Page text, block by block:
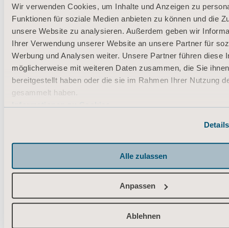
Wir verwenden Cookies, um Inhalte und Anzeigen zu
Funktionen für soziale Medien anbieten zu können und die
unsere Website zu analysieren. Außerdem geben wir
Ihrer Verwendung unserer Website an unsere Partner für
Werbung und Analysen weiter. Unsere Partner führen diese
möglicherweise mit weiteren Daten zusammen, die Sie ihnen
bereitgestellt haben oder die sie im Rahmen Ihrer Nutzung
gesammelt haben.
Alle zulassen
Anpassen
Ablehnen
Verletzungen durch das Bewegen